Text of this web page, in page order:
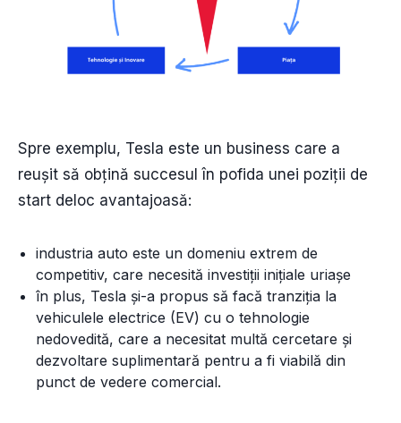
Spre exemplu, Tesla este un business care a
reușit să obțină succesul în pofida unei poziții de
start deloc avantajoasă:
industria auto este un domeniu extrem de
competitiv, care necesită investiții inițiale uriașe
în plus, Tesla și-a propus să facă tranziția la
vehiculele electrice (EV) cu o tehnologie
nedovedită, care a necesitat multă cercetare și
dezvoltare suplimentară pentru a fi viabilă din
punct de vedere comercial.